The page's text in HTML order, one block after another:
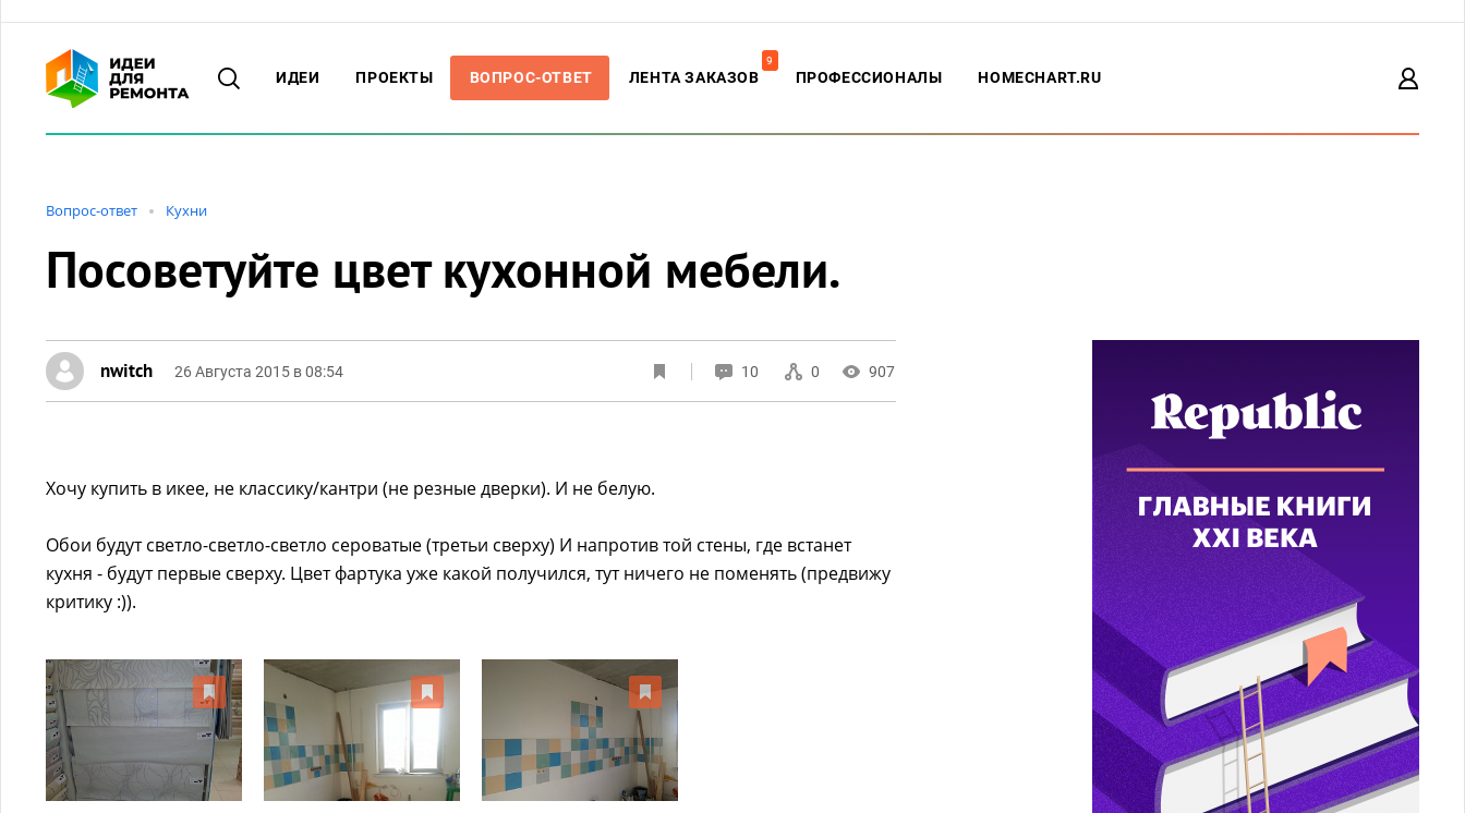
ИДЕИ ПРОЕКТЫ ВОПРОС-ОТВЕТ ЛЕНТА ЗАКАЗОВ
9
ПРОФЕССИОНАЛЫ HOMECHART.RU
Вопрос-ответ Кухни
Посоветуйте цвет кухонной мебели.
nwitch 26 Августа 2015 в 08:54 10 0 907
Хочу купить в икее, не классику/кантри (не резные дверки). И не белую.
Обои будут светло-светло-светло сероватые (третьи сверху) И напротив той стены, где встанет
кухня - будут первые сверху. Цвет фартука уже какой получился, тут ничего не поменять (предвижу
критику :)).